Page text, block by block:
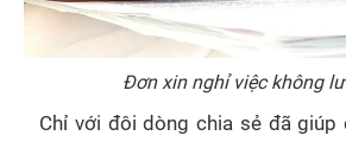
Đơn xin nghỉ việc không
Chỉ với đôi dòng chia sẻ đã giúp